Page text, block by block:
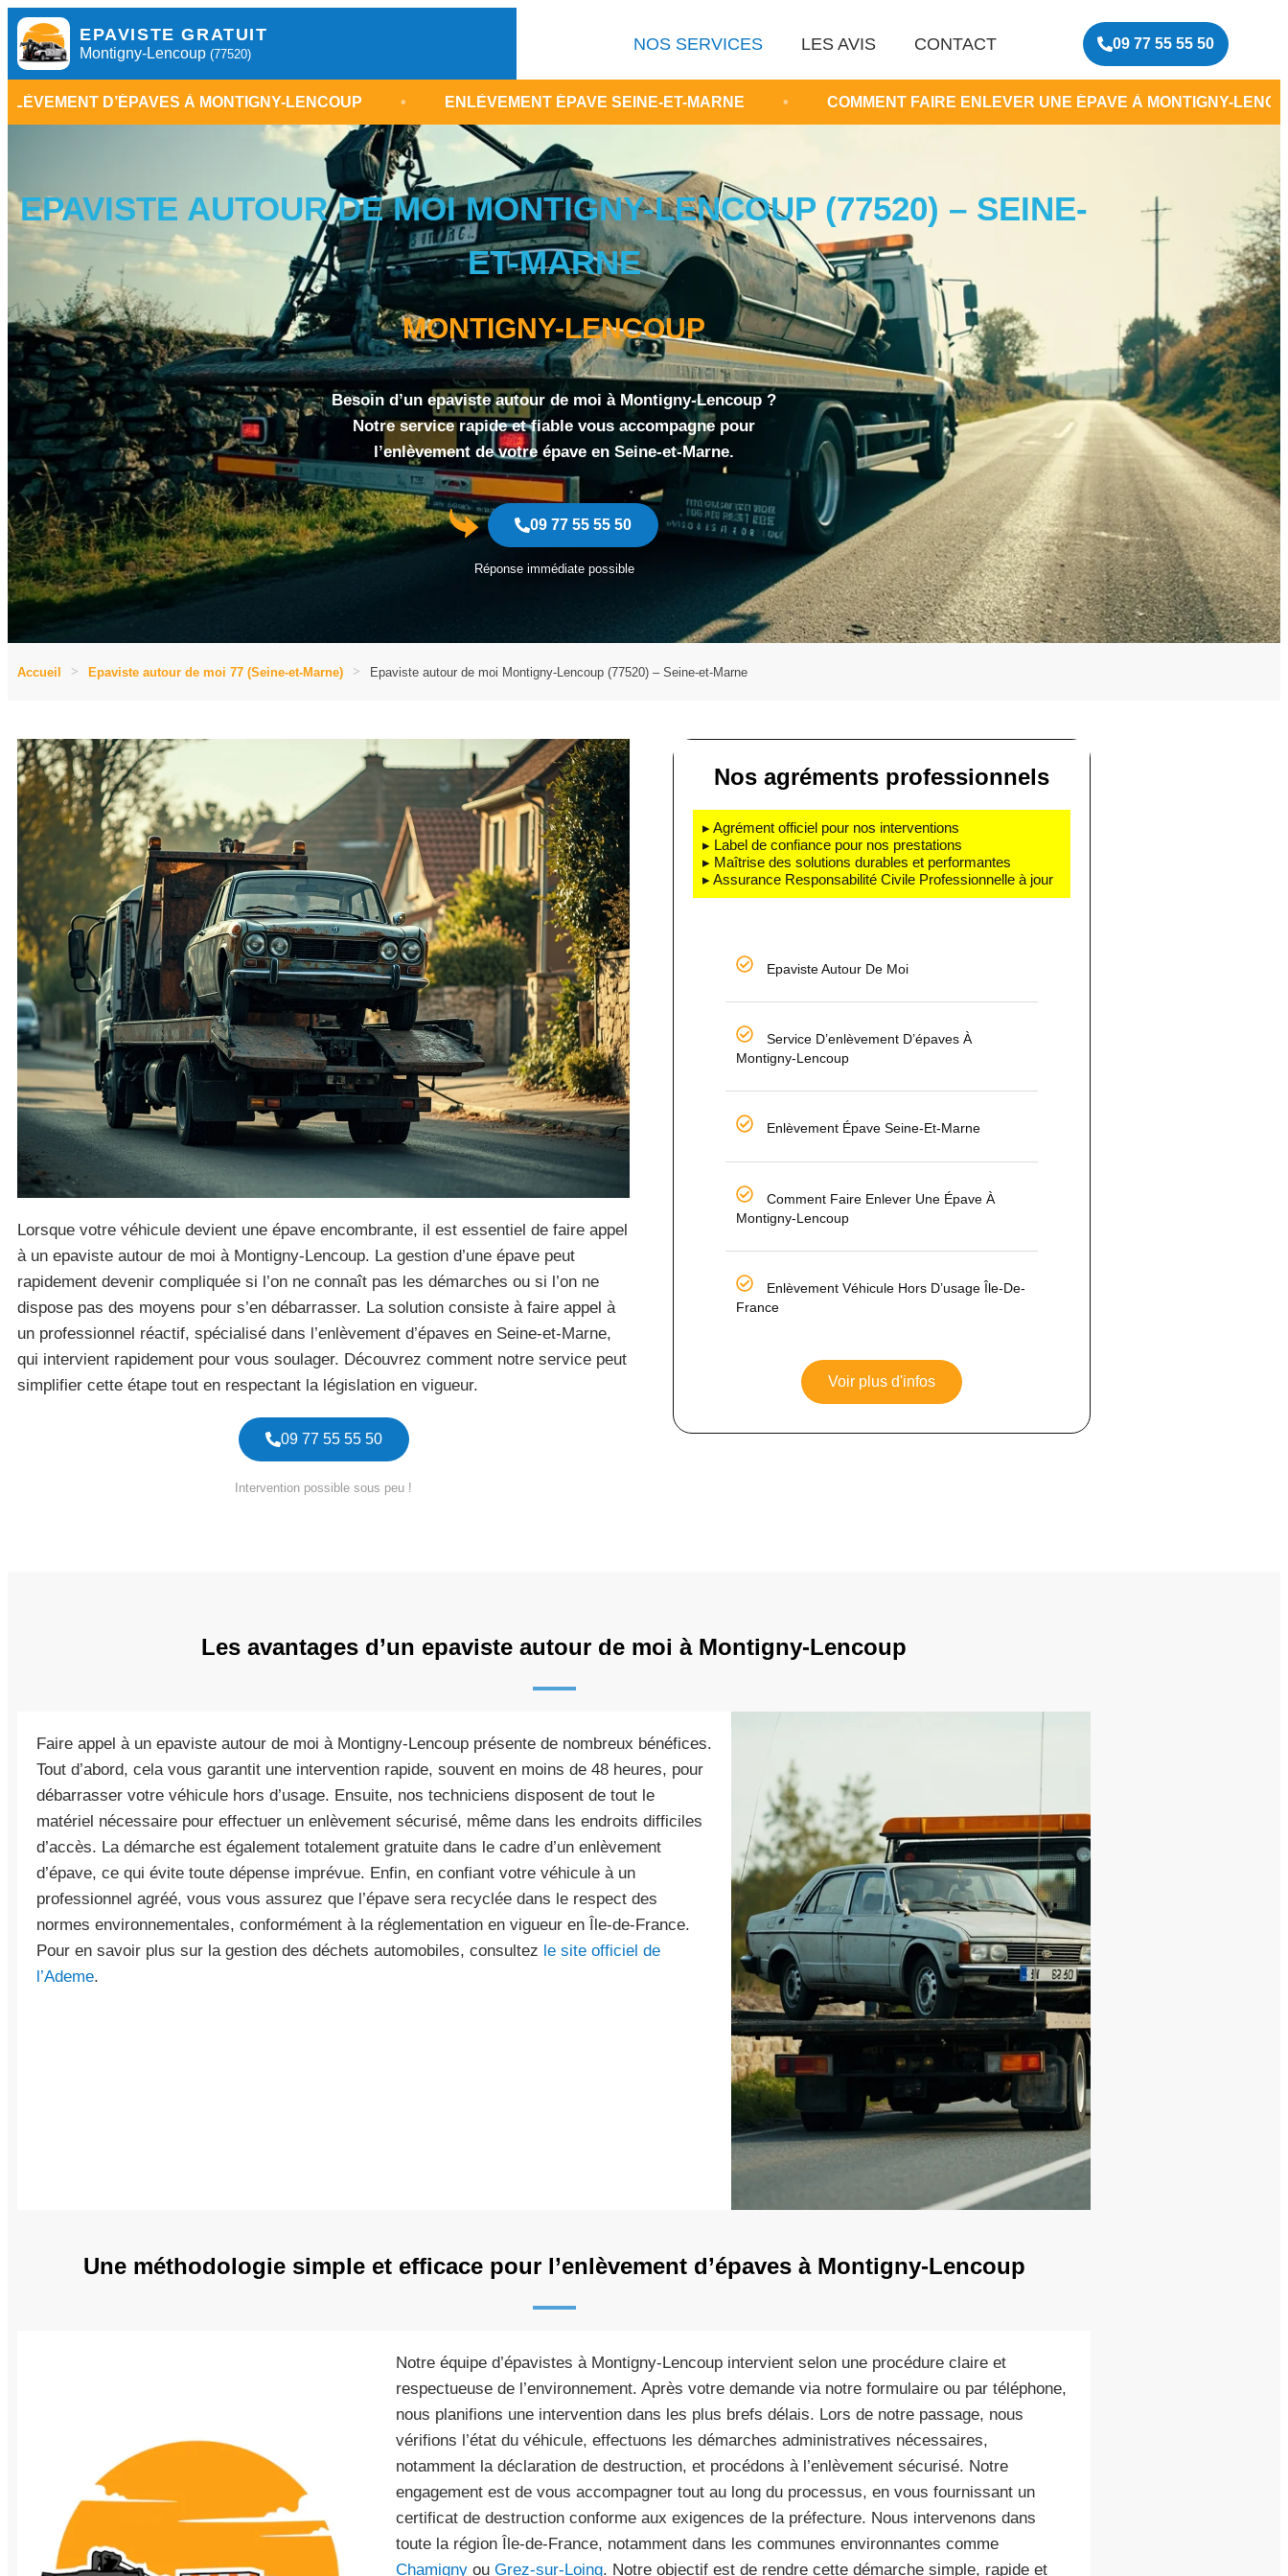
EPAVISTE GRATUIT
Montigny-Lencoup (77520)
NOS SERVICES LES AVIS CONTACT 09 77 55 55 50
À MONTIGNY-LENCOUP • ENLÈVEMENT ÉPAVE SEINE-ET-MARNE • COMMENT FAIRE ENLEVER UNE ÉPAVE À MONTIGNY-LENCOUP •
EPAVISTE AUTOUR DE MOI MONTIGNY-LENCOUP (77520) – SEINE-
ET-MARNE
MONTIGNY-LENCOUP
Besoin d’un epaviste autour de moi à Montigny-Lencoup ?
Notre service rapide et fiable vous accompagne pour
l’enlèvement de votre épave en Seine-et-Marne.
09 77 55 55 50
Réponse immédiate possible
Accueil Epaviste autour de moi 77 (Seine-et-Marne) Epaviste autour de moi Montigny-Lencoup (77520) – Seine-et-Marne
Lorsque votre véhicule devient une épave encombrante, il est essentiel de faire appel
à un epaviste autour de moi à Montigny-Lencoup. La gestion d’une épave peut
rapidement devenir compliquée si l’on ne connaît pas les démarches ou si l’on ne
dispose pas des moyens pour s’en débarrasser. La solution consiste à faire appel à
un professionnel réactif, spécialisé dans l’enlèvement d’épaves en Seine-et-Marne,
qui intervient rapidement pour vous soulager. Découvrez comment notre service peut
simplifier cette étape tout en respectant la législation en vigueur.
09 77 55 55 50
Intervention possible sous peu !
Nos agréments professionnels
▸ Agrément officiel pour nos interventions
▸ Label de confiance pour nos prestations
▸ Maîtrise des solutions durables et performantes
▸ Assurance Responsabilité Civile Professionnelle à jour
Epaviste Autour De Moi
Service D’enlèvement D’épaves À
Montigny-Lencoup
Enlèvement Épave Seine-Et-Marne
Comment Faire Enlever Une Épave À
Montigny-Lencoup
Enlèvement Véhicule Hors D’usage Île-De-
France
Voir plus d'infos
Les avantages d’un epaviste autour de moi à Montigny-Lencoup
Faire appel à un epaviste autour de moi à Montigny-Lencoup présente de nombreux bénéfices.
Tout d’abord, cela vous garantit une intervention rapide, souvent en moins de 48 heures, pour
débarrasser votre véhicule hors d’usage. Ensuite, nos techniciens disposent de tout le
matériel nécessaire pour effectuer un enlèvement sécurisé, même dans les endroits difficiles
d’accès. La démarche est également totalement gratuite dans le cadre d’un enlèvement
d’épave, ce qui évite toute dépense imprévue. Enfin, en confiant votre véhicule à un
professionnel agréé, vous vous assurez que l’épave sera recyclée dans le respect des
normes environnementales, conformément à la réglementation en vigueur en Île-de-France.
Pour en savoir plus sur la gestion des déchets automobiles, consultez le site officiel de
l’Ademe.
Une méthodologie simple et efficace pour l’enlèvement d’épaves à Montigny-Lencoup
Notre équipe d’épavistes à Montigny-Lencoup intervient selon une procédure claire et
respectueuse de l’environnement. Après votre demande via notre formulaire ou par téléphone,
nous planifions une intervention dans les plus brefs délais. Lors de notre passage, nous
vérifions l’état du véhicule, effectuons les démarches administratives nécessaires,
notamment la déclaration de destruction, et procédons à l’enlèvement sécurisé. Notre
engagement est de vous accompagner tout au long du processus, en vous fournissant un
certificat de destruction conforme aux exigences de la préfecture. Nous intervenons dans
toute la région Île-de-France, notamment dans les communes environnantes comme
Chamignyou Grez-sur-Loing. Notre objectif est de rendre cette démarche simple, rapide et